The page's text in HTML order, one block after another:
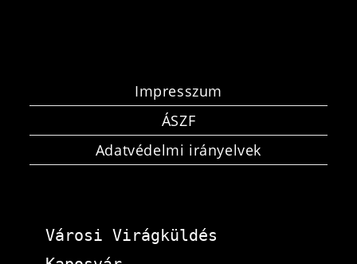
Impresszum
ÁSZF
Adatvédelmi irányelvek
Városi Virágküldés